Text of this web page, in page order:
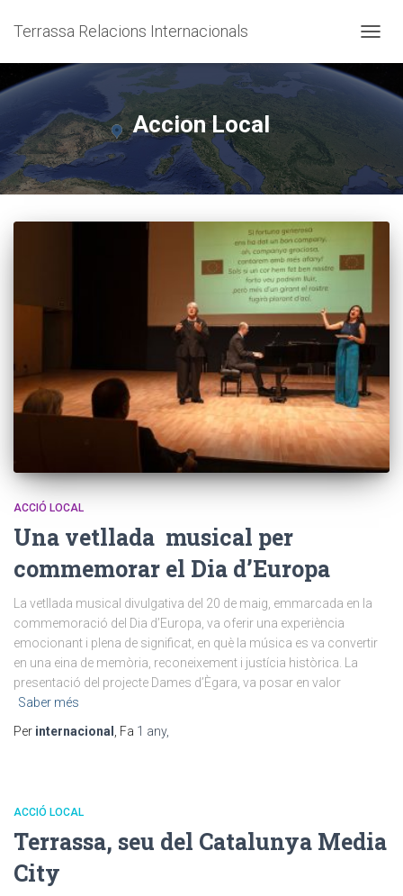
Terrassa Relacions Internacionals
Accion Local
ACCIÓ LOCAL
Una vetllada musical per
commemorar el Dia d’Europa
La vetllada musical divulgativa del 20 de maig, emmarcada en la
commemoració del Dia d’Europa, va oferir una experiència
emocionant i plena de significat, en què la música es va convertir
en una eina de memòria, reconeixement i justícia històrica. La
presentació del projecte Dames d’Ègara, va posar en valor
Saber més
Per internacional , Fa 1 any,
ACCIÓ LOCAL
Terrassa, seu del Catalunya Media
City